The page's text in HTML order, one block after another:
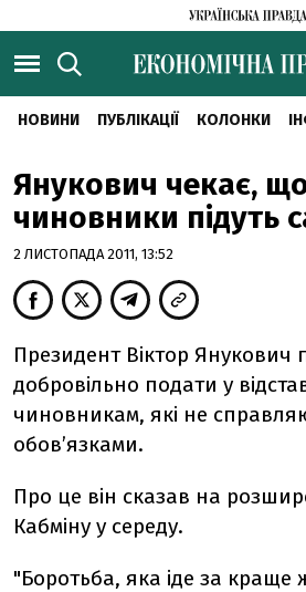
НОВИНИ ПУБЛІКАЦІЇ КОЛОНКИ
Янукович чекає,
чиновники підуть
2 ЛИСТОПАДА 2011, 13:52
Президент Віктор Янукович
добровільно подати у
чиновникам, які не
обов’язками.
Про це він сказав на
Кабміну у середу.
"Боротьба, яка іде за краще